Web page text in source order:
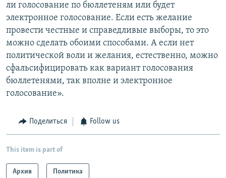
ли голосование по бюллетеням или будет
электронное голосование. Если есть желание
провести честные и справедливые выборы, то это
можно сделать обоими способами. А если нет
политической воли и желания, естественно, можно
сфальсифицировать как вариант голосования
бюллетенями, так вполне и электронное
голосование».
Поделиться Follow us
This item is part of
Архив Политика